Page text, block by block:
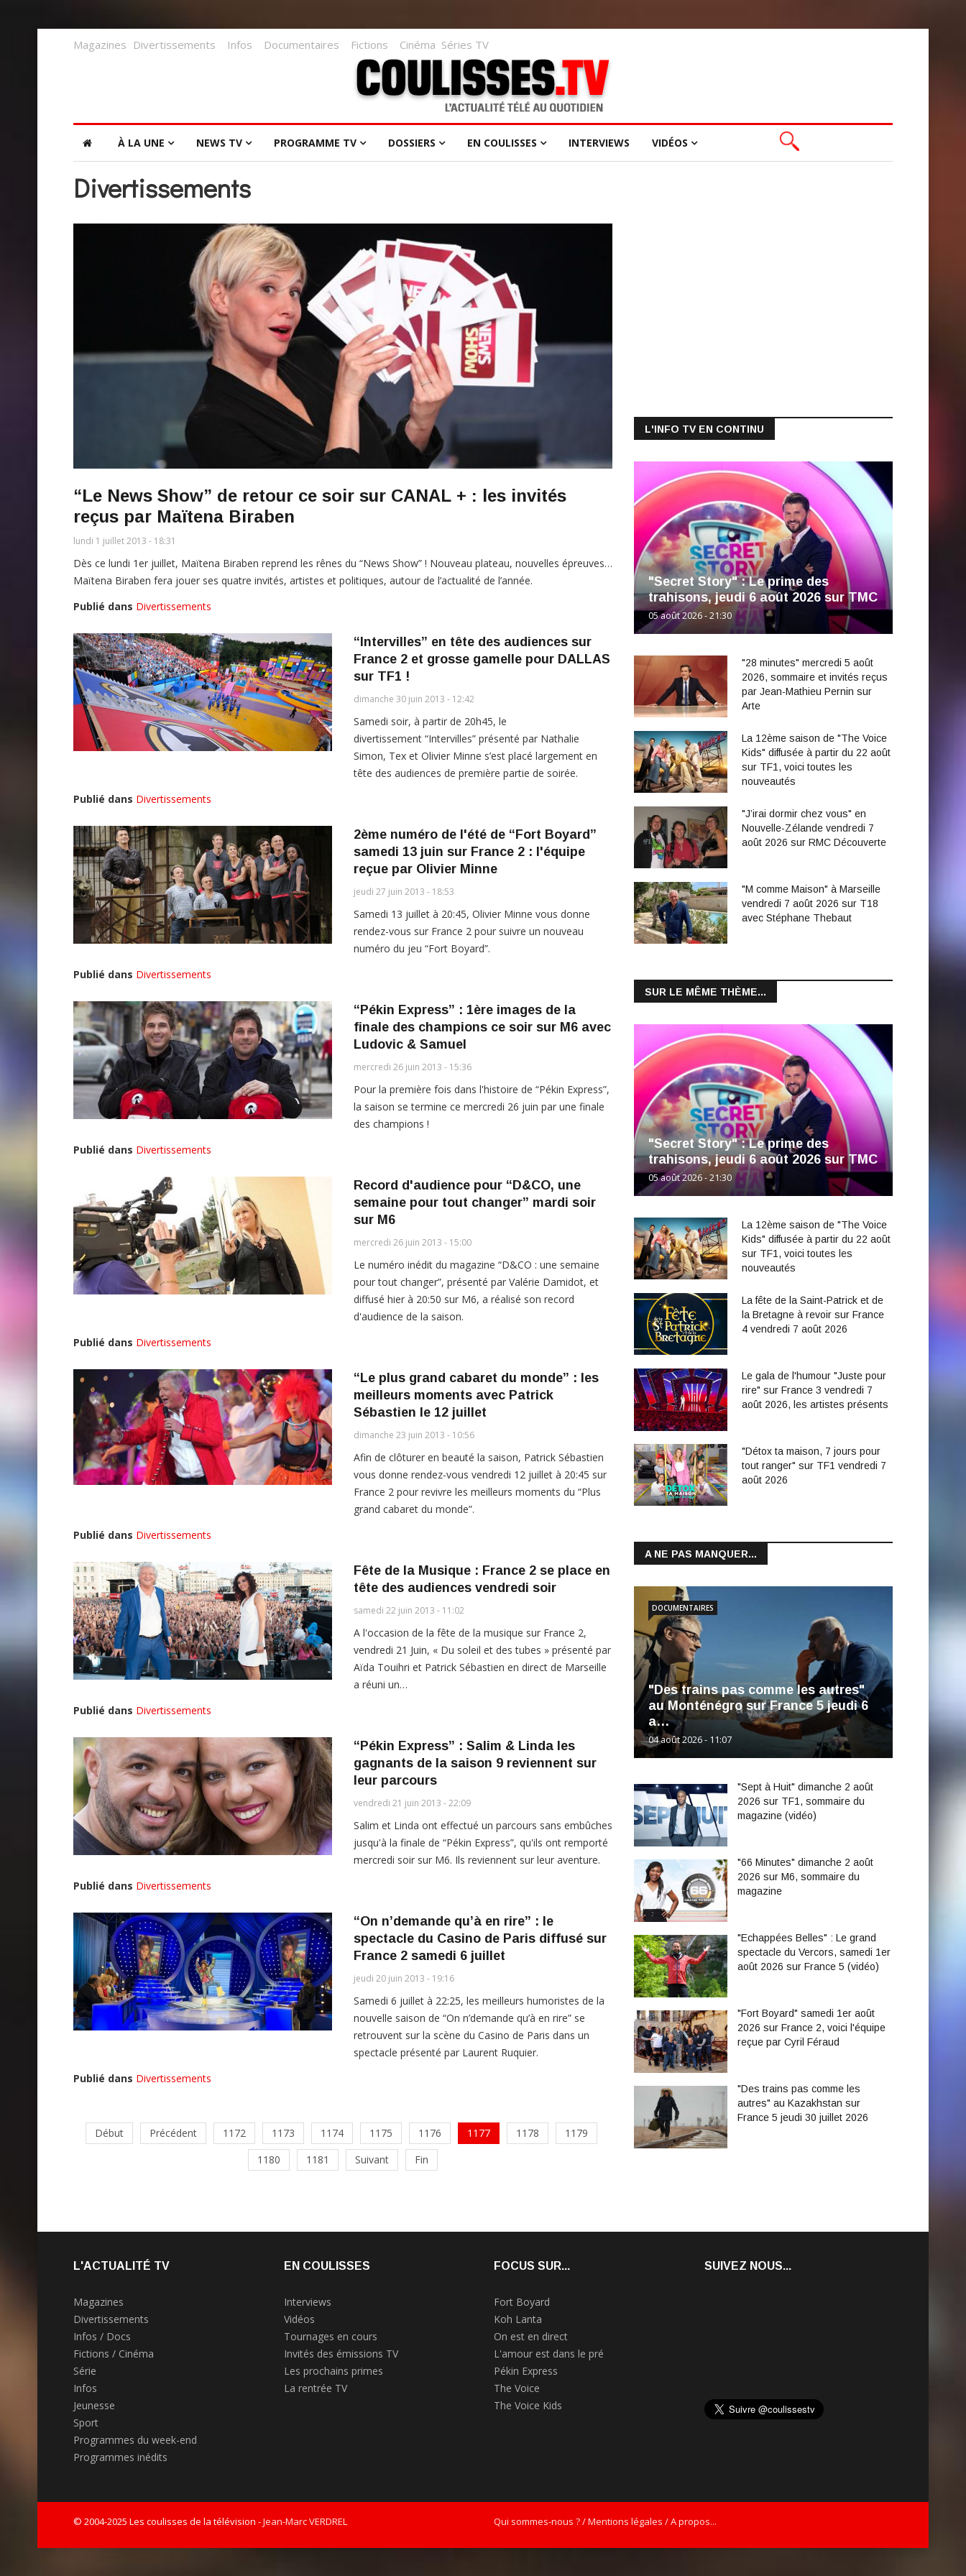
Magazines Divertissements Infos Documentaires Fictions Cinéma Séries TV
À LA UNE NEWS TV PROGRAMME TV DOSSIERS EN COULISSES INTERVIEWS VIDÉOS
Divertissements
“Le News Show” de retour ce soir sur CANAL + : les invités
reçus par Maïtena Biraben
lundi 1 juillet 2013 - 18:31
Dès ce lundi 1er juillet, Maïtena Biraben reprend les rênes du “News Show” ! Nouveau plateau, nouvelles épreuves…
Maïtena Biraben fera jouer ses quatre invités, artistes et politiques, autour de l’actualité de l’année.
Publié dans Divertissements
“Intervilles” en tête des audiences sur
France 2 et grosse gamelle pour DALLAS
sur TF1 !
dimanche 30 juin 2013 - 12:42
Samedi soir, à partir de 20h45, le
divertissement “Intervilles” présenté par Nathalie
Simon, Tex et Olivier Minne s’est placé largement en
tête des audiences de première partie de soirée.
Publié dans Divertissements
2ème numéro de l'été de “Fort Boyard”
samedi 13 juin sur France 2 : l'équipe
reçue par Olivier Minne
jeudi 27 juin 2013 - 18:53
Samedi 13 juillet à 20:45, Olivier Minne vous donne
rendez-vous sur France 2 pour suivre un nouveau
numéro du jeu “Fort Boyard”.
Publié dans Divertissements
“Pékin Express” : 1ère images de la
finale des champions ce soir sur M6 avec
Ludovic & Samuel
mercredi 26 juin 2013 - 15:36
Pour la première fois dans l'histoire de “Pékin Express”,
la saison se termine ce mercredi 26 juin par une finale
des champions !
Publié dans Divertissements
Record d'audience pour “D&CO, une
semaine pour tout changer” mardi soir
sur M6
mercredi 26 juin 2013 - 15:00
Le numéro inédit du magazine “D&CO : une semaine
pour tout changer”, présenté par Valérie Damidot, et
diffusé hier à 20:50 sur M6, a réalisé son record
d'audience de la saison.
Publié dans Divertissements
“Le plus grand cabaret du monde” : les
meilleurs moments avec Patrick
Sébastien le 12 juillet
dimanche 23 juin 2013 - 10:56
Afin de clôturer en beauté la saison, Patrick Sébastien
vous donne rendez-vous vendredi 12 juillet à 20:45 sur
France 2 pour revivre les meilleurs moments du “Plus
grand cabaret du monde”.
Publié dans Divertissements
Fête de la Musique : France 2 se place en
tête des audiences vendredi soir
samedi 22 juin 2013 - 11:02
A l'occasion de la fête de la musique sur France 2,
vendredi 21 Juin, « Du soleil et des tubes » présenté par
Aïda Touihri et Patrick Sébastien en direct de Marseille
a réuni un…
Publié dans Divertissements
“Pékin Express” : Salim & Linda les
gagnants de la saison 9 reviennent sur
leur parcours
vendredi 21 juin 2013 - 22:09
Salim et Linda ont effectué un parcours sans embûches
jusqu'à la finale de “Pékin Express”, qu'ils ont remporté
mercredi soir sur M6. Ils reviennent sur leur aventure.
Publié dans Divertissements
“On n’demande qu’à en rire” : le
spectacle du Casino de Paris diffusé sur
France 2 samedi 6 juillet
jeudi 20 juin 2013 - 19:16
Samedi 6 juillet à 22:25, les meilleurs humoristes de la
nouvelle saison de “On n’demande qu’à en rire” se
retrouvent sur la scène du Casino de Paris dans un
spectacle présenté par Laurent Ruquier.
Publié dans Divertissements
Début Précédent 1172 1173 1174 1175 1176 1177 1178
1179
1180
1181 Suivant Fin
L'INFO TV EN CONTINU
"Secret Story" : Le prime des
trahisons, jeudi 6 août 2026 sur TMC
05 août 2026 - 21:30
"28 minutes" mercredi 5 août
2026, sommaire et invités reçus
par Jean-Mathieu Pernin sur
Arte
La 12ème saison de "The Voice
Kids" diffusée à partir du 22 août
sur TF1, voici toutes les
nouveautés
"J’irai dormir chez vous" en
Nouvelle-Zélande vendredi 7
août 2026 sur RMC Découverte
"M comme Maison" à Marseille
vendredi 7 août 2026 sur T18
avec Stéphane Thebaut
SUR LE MÊME THÈME...
"Secret Story" : Le prime des
trahisons, jeudi 6 août 2026 sur TMC
05 août 2026 - 21:30
La 12ème saison de "The Voice
Kids" diffusée à partir du 22 août
sur TF1, voici toutes les
nouveautés
La fête de la Saint-Patrick et de
la Bretagne à revoir sur France
4 vendredi 7 août 2026
Le gala de l'humour "Juste pour
rire" sur France 3 vendredi 7
août 2026, les artistes présents
"Détox ta maison, 7 jours pour
tout ranger" sur TF1 vendredi 7
août 2026
A NE PAS MANQUER...
"Des trains pas comme les autres"
au Monténégro sur France 5 jeudi 6
a…
04 août 2026 - 11:07
DOCUMENTAIRES
"Sept à Huit" dimanche 2 août
2026 sur TF1, sommaire du
magazine (vidéo)
"66 Minutes" dimanche 2 août
2026 sur M6, sommaire du
magazine
"Echappées Belles" : Le grand
spectacle du Vercors, samedi 1er
août 2026 sur France 5 (vidéo)
"Fort Boyard" samedi 1er août
2026 sur France 2, voici l'équipe
reçue par Cyril Féraud
"Des trains pas comme les
autres" au Kazakhstan sur
France 5 jeudi 30 juillet 2026
L'ACTUALITÉ TV
Magazines
Divertissements
Infos / Docs
Fictions / Cinéma
Série
Infos
Jeunesse
Sport
Programmes du week-end
Programmes inédits
EN COULISSES
Interviews
Vidéos
Tournages en cours
Invités des émissions TV
Les prochains primes
La rentrée TV
FOCUS SUR...
Fort Boyard
Koh Lanta
On est en direct
L'amour est dans le pré
Pékin Express
The Voice
The Voice Kids
SUIVEZ NOUS...
© 2004-2025 Les coulisses de la télévision -Jean-Marc VERDREL Qui sommes-nous ? / Mentions légales / A propos...